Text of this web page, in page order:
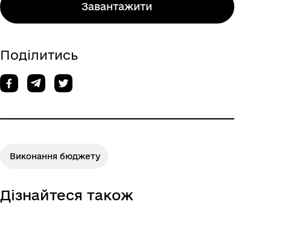
Завантажити
Поділитись
Виконання бюджету
Дізнайтеся також